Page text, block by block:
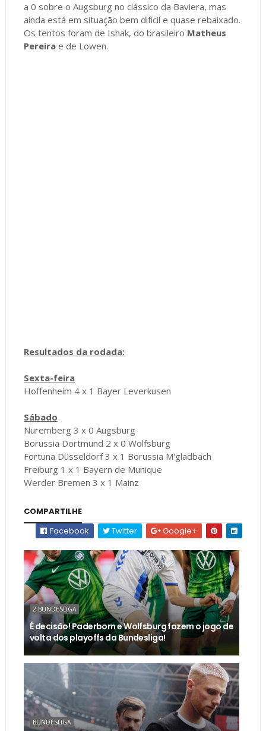
a 0 sobre o Augsburg no clássico da Baviera, mas
ainda está em situação bem difícil e quase rebaixado.
Os tentos foram de Ishak, do brasileiro Matheus
Pereirae de Lowen.
Resultados da rodada:
Sexta-feira
Hoffenheim 4 x 1 Bayer Leverkusen
Sábado
Nuremberg 3 x 0 Augsburg
Borussia Dortmund 2 x 0 Wolfsburg
Fortuna Düsseldorf 3 x 1 Borussia M'gladbach
Freiburg 1 x 1 Bayern de Munique
Werder Bremen 3 x 1 Mainz
COMPARTILHE
Facebook
Twitter Google+
2.BUNDESLIGA
É decisão! Paderborn e Wolfsburg fazem o jogo de
volta dos playoffs da Bundesliga!
BUNDESLIGA